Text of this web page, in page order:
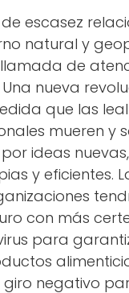
escasez
natural y
de
nueva
que las
mueren y
ideas nuevas,
y eficientes.
con más
para
negativo